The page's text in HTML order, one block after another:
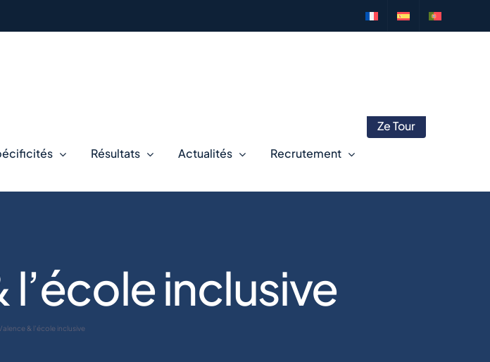
Résultats Actualités Recrutement
Ze Tour
l’école inclusive
& l’école inclusive